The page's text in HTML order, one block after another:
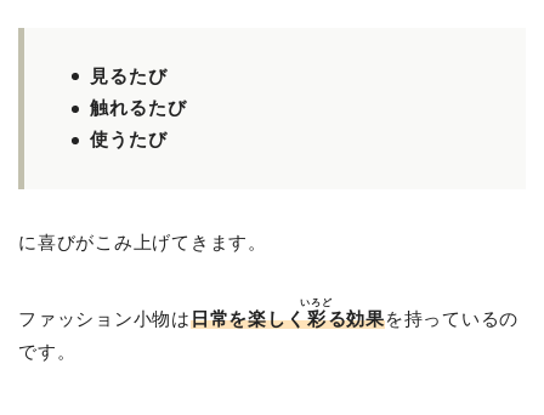
見るたび
触れるたび
使うたび
に喜びがこみ上げてきます。
ファッション小物は日常を楽しく彩
いろど
る効果を持っているの
です。